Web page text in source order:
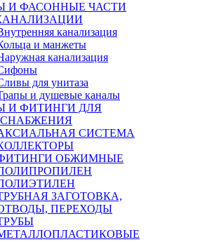
И ФАСОННЫЕ ЧАСТИ
канализация
и манжеты
канализация
для унитаза
и душевые каналы
И ФИТИНГИ ДЛЯ
СИСТЕМА
ОБЖИМНЫЕ
ЗАГОТОВКА,
ПЕРЕХОДЫ